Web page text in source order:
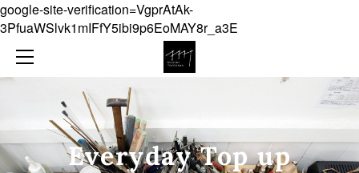
google-site-verification=VgprAtAk-
3PfuaWSlvk1mIFfY5ibi9p6EoMAY8r_a3E
Everyday Top up
NEWS
ABOUT
COLLECTION
DIARY